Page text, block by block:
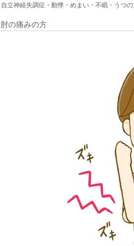
自立神経失調症・動悸・めまい・不眠・うつ
肘の痛みの方